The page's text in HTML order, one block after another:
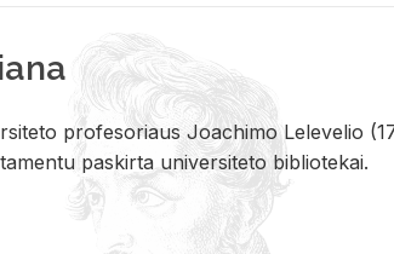
pro­fe­so­riaus Jo­a­chi­mo Le­le­ve­lio
pa­skir­ta uni­ver­si­te­to bi­b­lio­te­kai.